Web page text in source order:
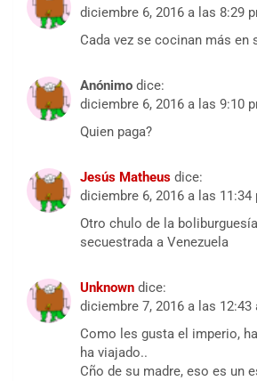
diciembre 6, 2016 a las 8:29
Cada vez se cocinan más en
Anónimo dice:
diciembre 6, 2016 a las 9:10
Quien paga?
Jesús Matheus dice:
diciembre 6, 2016 a las 11:34
Otro chulo de la
secuestrada a Venezuela
Unknown dice:
diciembre 7, 2016 a las 12:43
Como les gusta el imperio,
ha viajado..
Cño de su madre, eso es un